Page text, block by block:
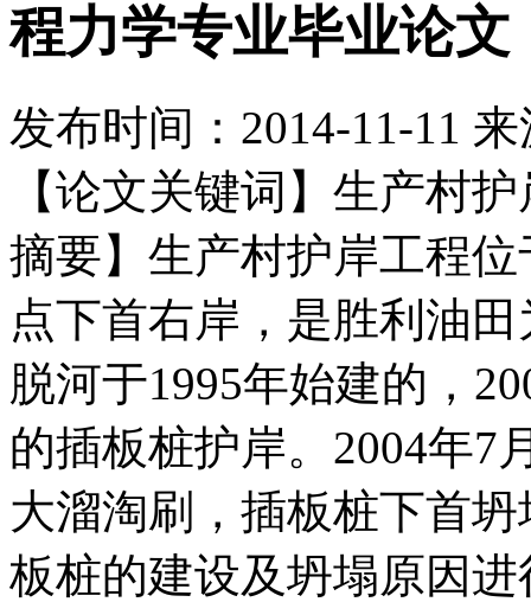
程力学专业毕业论文
发布时间： 2014-11-11 来
【论文关键词】生产村
摘要】生产村护岸工程
点下首右岸，是胜利油
脱河于1995年始建的，
的插板桩护岸。2004年7
大溜淘刷，插板桩下首
板桩的建设及坍塌原因